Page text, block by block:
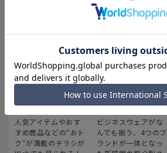
最新のお買い得情報
人気アイテムやおす
すめ商品などの“おト
ク“が満載のチラシが
スーツスクエア
ビジネスウェアがな
んでも揃う、4つのブ
ランドが一体となっ